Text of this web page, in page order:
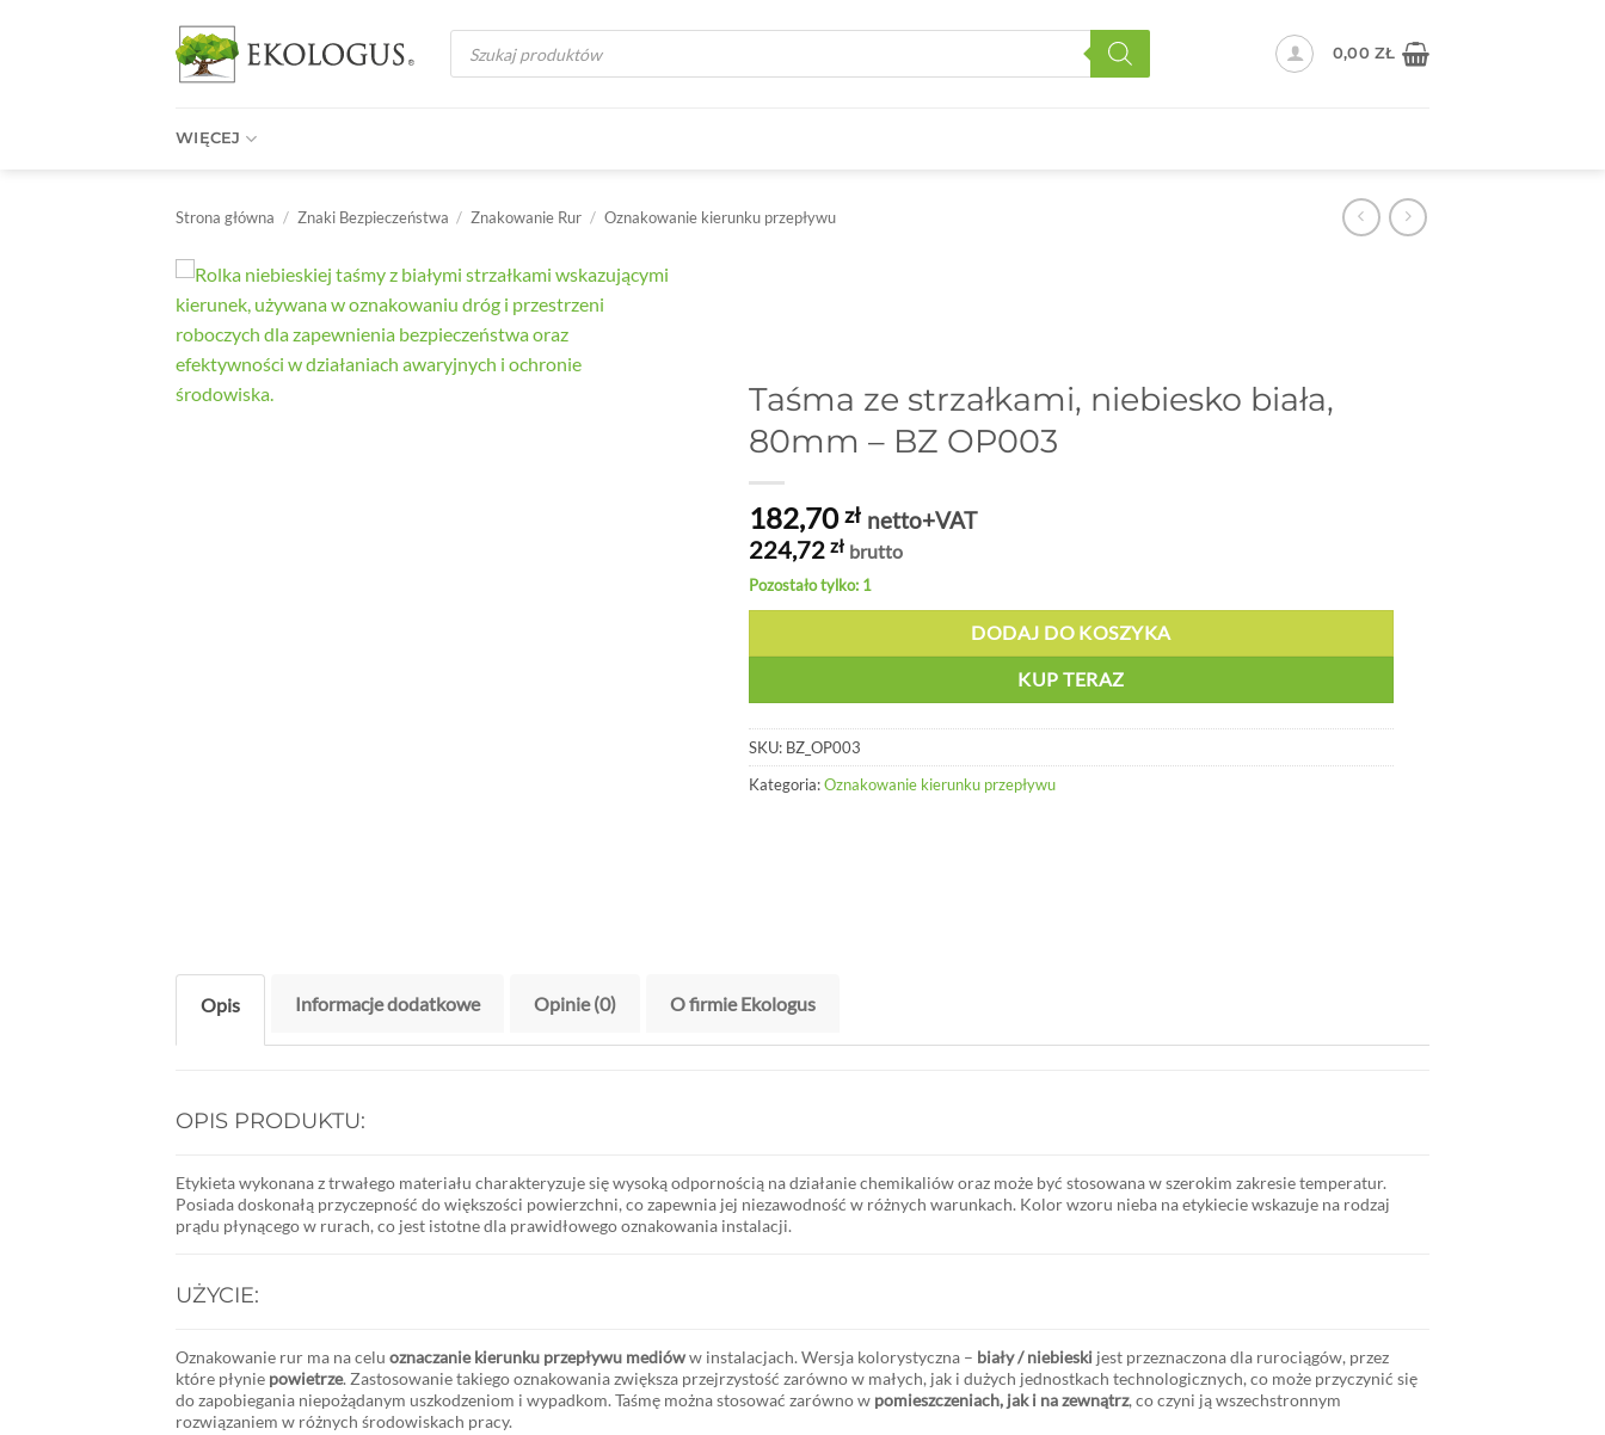
Wyszukiwarka
produktów
0,00ZŁ
WIĘCEJ
Strona główna / Znaki Bezpieczeństwa / Znakowanie Rur / Oznakowanie kierunku przepływu
Taśma ze strzałkami, niebiesko biała,
80mm – BZ OP003
182,70zł netto+VAT
224,72 zł brutto
Pozostało tylko: 1
DODAJ DO KOSZYKA
KUP TERAZ
SKU: BZ_OP003
Kategoria:Oznakowanie kierunku przepływu
Opis Informacje dodatkowe Opinie (0) O firmie Ekologus
OPIS PRODUKTU:
Etykieta wykonana z trwałego materiału charakteryzuje się wysoką odpornością na działanie chemikaliów oraz może być stosowana w szerokim zakresie temperatur.
Posiada doskonałą przyczepność do większości powierzchni, co zapewnia jej niezawodność w różnych warunkach. Kolor wzoru nieba na etykiecie wskazuje na rodzaj
prądu płynącego w rurach, co jest istotne dla prawidłowego oznakowania instalacji.
UŻYCIE:
Oznakowanie rur ma na celu oznaczanie kierunku przepływu medióww instalacjach. Wersja kolorystyczna – biały / niebieski jest przeznaczona dla rurociągów, przez
które płynie powietrze. Zastosowanie takiego oznakowania zwiększa przejrzystość zarówno w małych, jak i dużych jednostkach technologicznych, co może przyczynić się
do zapobiegania niepożądanym uszkodzeniom i wypadkom. Taśmę można stosować zarówno w pomieszczeniach, jak i na zewnątrz, co czyni ją wszechstronnym
rozwiązaniem w różnych środowiskach pracy.